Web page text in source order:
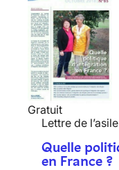
Gratuit
Lettre de
Quelle
en France ?